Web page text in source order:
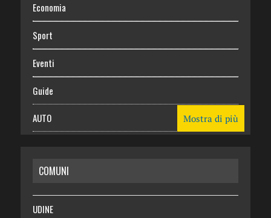
Economia
Sport
Eventi
Guide
AUTO
RISPARMIO
SALUTE
Mostra di più
COMUNI
UDINE